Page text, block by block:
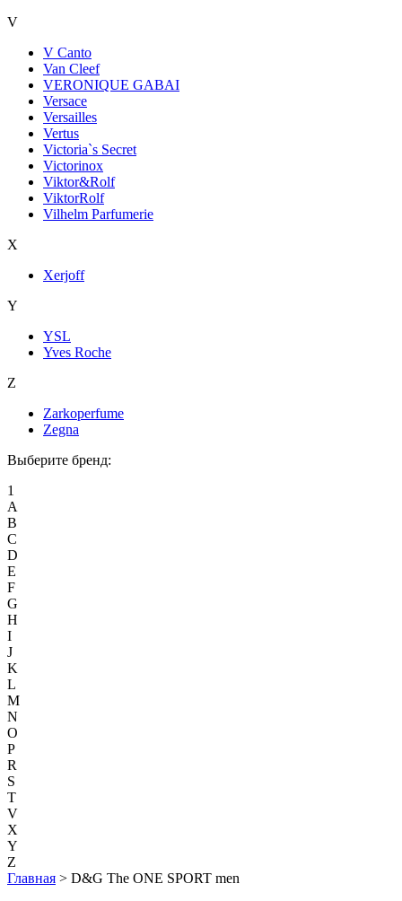
V
V Canto
Van Cleef
VERONIQUE GABAI
Versace
Versailles
Vertus
Victoria`s Secret
Victorinox
Viktor&Rolf
ViktorRolf
Vilhelm Parfumerie
X
Xerjoff
Y
YSL
Yves Roche
Z
Zarkoperfume
Zegna
Выберите бренд:
1
A
B
C
D
E
F
G
H
I
J
K
L
M
N
O
P
R
S
T
V
X
Y
Z
Главная > D&G The ONE SPORT men